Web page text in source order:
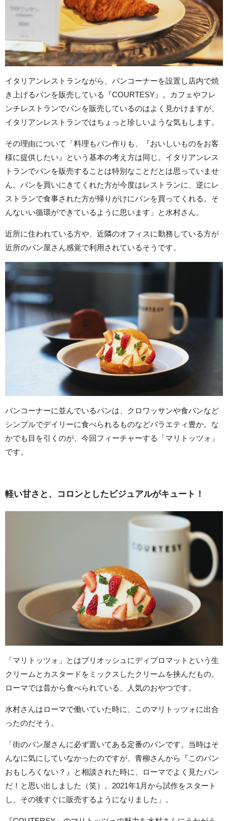
イタリアンレストランながら、パンコーナーを設置し店内で焼
き上げるパンを販売している『COURTESY』。カフェやフレ
ンチレストランでパンを販売しているのはよく見かけますが、
イタリアンレストランではちょっと珍しいような気もします。
その理由について「料理もパン作りも、『おいしいものをお客
様に提供したい』という基本の考え方は同じ。イタリアンレス
トランでパンを販売することは特別なことだとは思っていませ
ん。パンを買いにきてくれた方が今度はレストランに、逆にレ
ストランで食事された方が帰りがけにパンを買ってくれる。そ
んないい循環ができているように思います」と水村さん。
近所に住われている方や、近隣のオフィスに勤務している方が
近所のパン屋さん感覚で利用されているそうです。
パンコーナーに並んでいるパンは、クロワッサンや食パンなど
シンプルでデイリーに食べられるものなどバラエティ豊か。な
かでも目を引くのが、今回フィーチャーする「マリトッツォ」
です。
軽い甘さと、コロンとしたビジュアルがキュート！
「マリトッツォ」とはブリオッシュにディプロマットという生
クリームとカスタードをミックスしたクリームを挟んだもの。
ローマでは昔から食べられている、人気のおやつです。
水村さんはローマで働いていた時に、このマリトッツォに出合
ったのだそう。
「街のパン屋さんに必ず置いてある定番のパンです。当時はそ
んなに気にしていなかったのですが、青柳さんから『このパン
おもしろくない？』と相談された時に、ローマでよく見たパン
だ！と思い出しました（笑）。2021年1月から試作をスタート
し、その後すぐに販売するようになりました」。